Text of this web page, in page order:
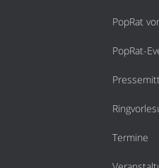
PopRat
PopRat-
Termine